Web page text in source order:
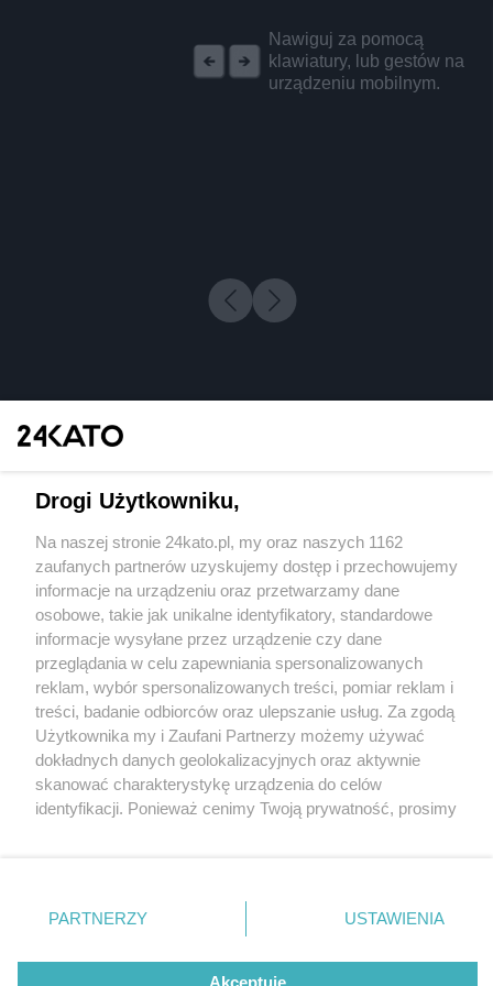
Nawiguj za pomocą
klawiatury, lub gestów na
urządzeniu mobilnym.
4 / 0
Wydawca mediów lokalnych
Nie zapomnij
zapoznać się z:
polityką prywatności regulamin korzystania z portali
Twojemiasto
Piekary Śląskie
Chorzów
Tarnowskie Góry
Gliwice
Skontakuj sięz nami
Kontakt
Wydawca
Redakcja
Drogi Użytkowniku,
Na naszej stronie 24kato.pl, my oraz naszych 1162
zaufanych partnerów uzyskujemy dostęp i przechowujemy
informacje na urządzeniu oraz przetwarzamy dane
osobowe, takie jak unikalne identyfikatory, standardowe
informacje wysyłane przez urządzenie czy dane
przeglądania w celu zapewniania spersonalizowanych
reklam, wybór spersonalizowanych treści, pomiar reklam i
treści, badanie odbiorców oraz ulepszanie usług. Za zgodą
Użytkownika my i Zaufani Partnerzy możemy używać
dokładnych danych geolokalizacyjnych oraz aktywnie
skanować charakterystykę urządzenia do celów
identyfikacji. Ponieważ cenimy Twoją prywatność, prosimy
prywatności znajdujący się w lewym dolnym rogu strony
. Niektóre rodzaje przetwarzania danych nie wymagają
zgody użytkownika, ale masz prawo sprzeciwić się
takiemu przetwarzaniu. Preferencje będą miały
PARTNERZY USTAWIENIA
Akceptuję